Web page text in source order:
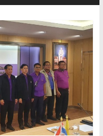
รวจเยี่ยมการ
กษาความปลอดภัย
(สวนรถไฟ)